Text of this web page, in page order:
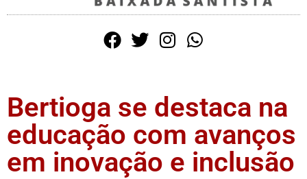
Bertioga se destaca na
educação com avanços
em inovação e inclusão